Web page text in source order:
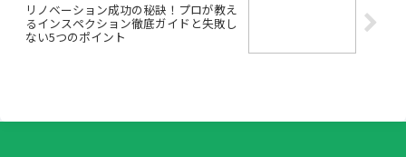
リノベーション成功の秘訣！プロが教え
るインスペクション徹底ガイドと失敗し
ない5つのポイント